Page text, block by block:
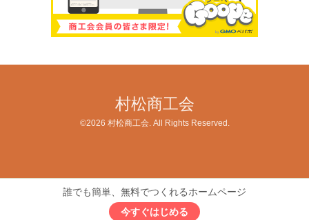
村松商工会
©2026 村松商工会. All Rights Reserved.
誰でも簡単、無料でつくれるホームページ
今すぐはじめる